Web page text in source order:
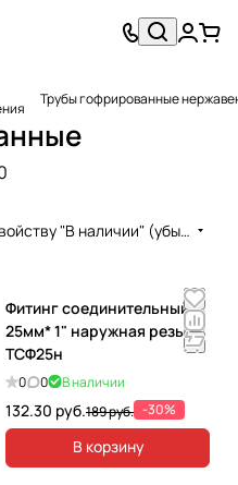
Трубы гофрированные
По свойству "В наличии" (убывание)
Фитинг соединительный
25мм* 1" наружная резьба.
ТСФ25н
0 0 В наличии
132.30 руб.189 руб. -30%
В корзину